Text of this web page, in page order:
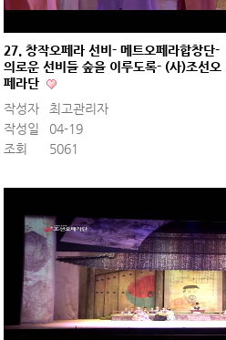
27. 창작오페라 선비- 메트오페라합창단-
의로운 선비들 숲을 이루도록- (사)조선오
페라단
작성자
최고관리자
작성일
04-19
조회
5061